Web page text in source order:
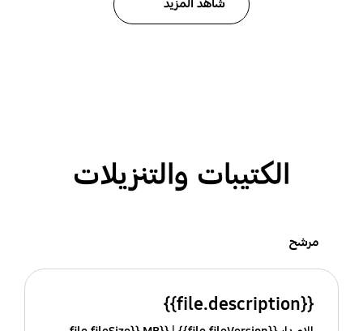
شاهد المزيد
الكتيبات والتنزيلات
مرشح
{{file.description}}